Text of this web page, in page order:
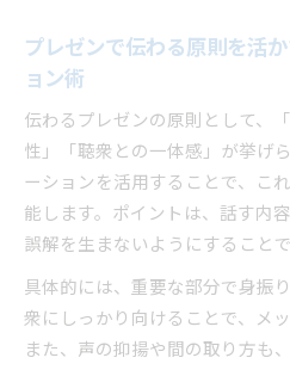
プレゼンで伝わる原則を活
ョン術
伝わるプレゼンの原則として、
性」「聴衆との一体感」が挙げ
ーションを活用することで、こ
能します。ポイントは、話す内
誤解を生まないようにすることで
具体的には、重要な部分で身振
衆にしっかり向けることで、メ
また、声の抑揚や間の取り方も